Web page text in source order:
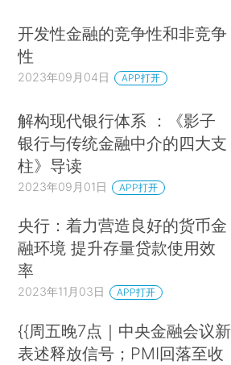
开发性金融的竞争性和非竞争
性
2023年09月04日 APP打开
解构现代银行体系 ：《影子
银行与传统金融中介的四大支
柱》导读
2023年09月01日 APP打开
央行：着力营造良好的货币金
融环境 提升存量贷款使用效
率
2023年11月03日 APP打开
{{周五晚7点｜中央金融会议新
表述释放信号；PMI回落至收